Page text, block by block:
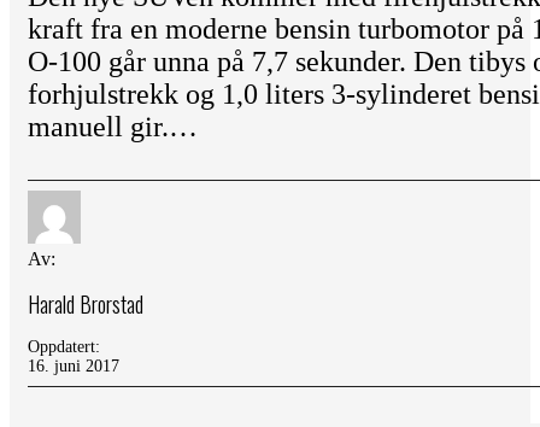
kraft fra en moderne bensin turbomotor
O-100 går unna på 7,7 sekunder. Den
forhjulstrekk og 1,0 liters 3-sylinderet
manuell gir.…
Av:
Harald Brorstad
Oppdatert:
16. juni 2017